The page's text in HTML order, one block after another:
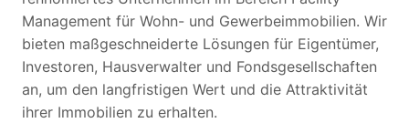
Management für Wohn- und Gewerbeimmobilien. Wir
bieten maßgeschneiderte Lösungen für Eigentümer,
Investoren, Hausverwalter und Fondsgesellschaften
an, um den langfristigen Wert und die Attraktivität
ihrer Immobilien zu erhalten.